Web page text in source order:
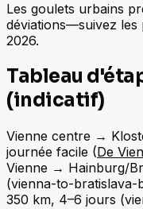
Les goulets urbains
déviations—suivez les
2026.
Tableau
(indicatif)
Vienne centre →
journée facile (De
Vienne → Hainburg/
(vienna-to-bratislava-
350 km, 4–6 jours